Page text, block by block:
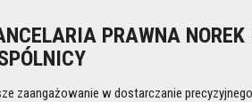
PRAWNA NOREK
zaangażowanie w dostarczanie